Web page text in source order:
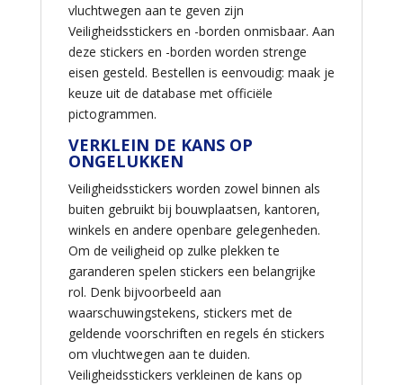
vluchtwegen aan te geven zijn
Veiligheidsstickers en -borden onmisbaar. Aan
deze stickers en -borden worden strenge
eisen gesteld. Bestellen is eenvoudig: maak je
keuze uit de database met officiële
pictogrammen.
VERKLEIN DE KANS OP
ONGELUKKEN
Veiligheidsstickers worden zowel binnen als
buiten gebruikt bij bouwplaatsen, kantoren,
winkels en andere openbare gelegenheden.
Om de veiligheid op zulke plekken te
garanderen spelen stickers een belangrijke
rol. Denk bijvoorbeeld aan
waarschuwingstekens, stickers met de
geldende voorschriften en regels én stickers
om vluchtwegen aan te duiden.
Veiligheidsstickers verkleinen de kans op